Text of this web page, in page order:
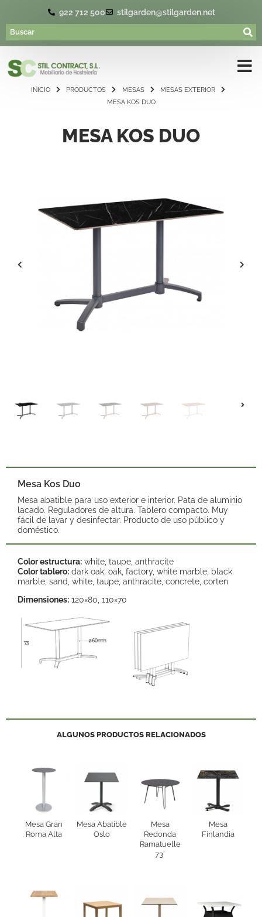
922 712 500 stilgarden@stilgarden.net
INICIO PRODUCTOS MESAS
MESAS EXTERIOR
MESA KOS DUO
MESA KOS DUO
Mesa Kos Duo
Mesa abatible para uso exterior e interior. Pata de aluminio
lacado. Reguladores de altura. Tablero compacto. Muy
fácil de lavar y desinfectar. Producto de uso público y
doméstico.
Color estructura: white, taupe, anthracite
Color tablero: dark oak, oak, factory, white marble, black
marble, sand, white, taupe, anthracite, concrete, corten
Dimensiones: 120×80, 110×70
ALGUNOS PRODUCTOS RELACIONADOS
Mesa Gran
Roma Alta
Mesa Abatible
Oslo
Mesa
Redonda
Ramatuelle
73′
Mesa
Finlandia